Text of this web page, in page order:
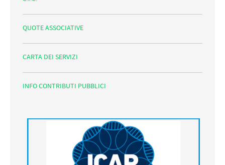
QUOTE ASSOCIATIVE
CARTA DEI SERVIZI
INFO CONTRIBUTI PUBBLICI